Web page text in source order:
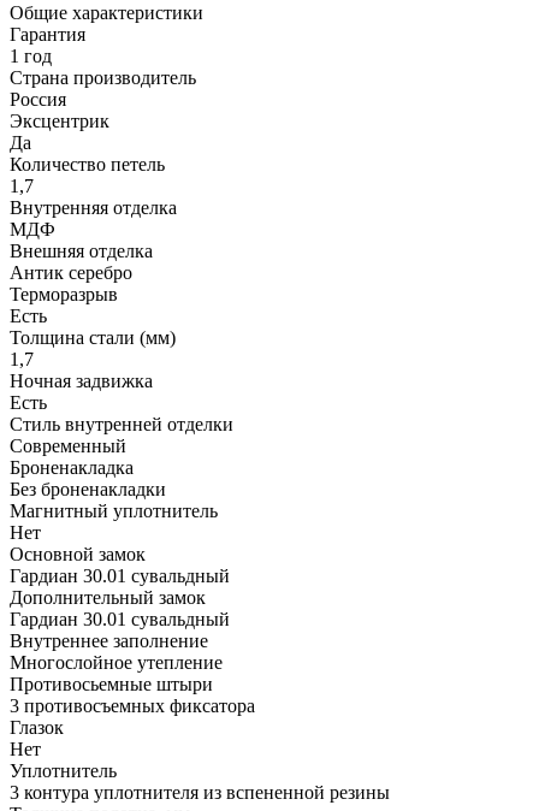
Общие характеристики
Гарантия
1 год
Страна производитель
Россия
Эксцентрик
Да
Количество петель
1,7
Внутренняя отделка
МДФ
Внешняя отделка
Антик серебро
Терморазрыв
Есть
Толщина стали (мм)
1,7
Ночная задвижка
Есть
Стиль внутренней отделки
Современный
Броненакладка
Без броненакладки
Магнитный уплотнитель
Нет
Основной замок
Гардиан 30.01 сувальдный
Дополнительный замок
Гардиан 30.01 сувальдный
Внутреннее заполнение
Многослойное утепление
Противосьемные штыри
3 противосъемных фиксатора
Глазок
Нет
Уплотнитель
3 контура уплотнителя из вспененной резины